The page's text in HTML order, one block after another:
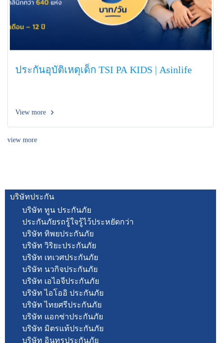
ประกันอุบัติเหตุเด็ก TSI PA KIDS | Asinlife
View more
view more
บริษัทประกัน
บริษัท ทูน ประกันภัย
ประกันภัยรถรู้ใจรู้ไว้ประหยัดกว่า
บริษัท ทิพยประกันภัย
บริษัท วิริยะประกันภัย
บริษัท เทเวศประกันภัย
บริษัท นวกิจประกันภัย
บริษัท เอไอจีประกันภัย
บริษัท ไอโออิ ประกันภัย
บริษัท ไทยศรีประกันภัย
บริษัท แอกซ่าประกันภัย
บริษัท มิตรแท้ประกันภัย
บริษัท อินทรประกันภัย